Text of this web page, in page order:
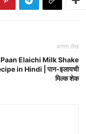
अगला लेख
Paan Elaichi Milk Shake
in Hindi | पान-इलायची
मिल्क शेक